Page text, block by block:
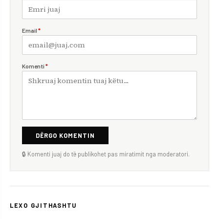
Email *
Komenti *
DËRGO KOMENTIN
🔒 Komenti juaj do të publikohet pas miratimit nga moderatori.
LEXO GJITHASHTU